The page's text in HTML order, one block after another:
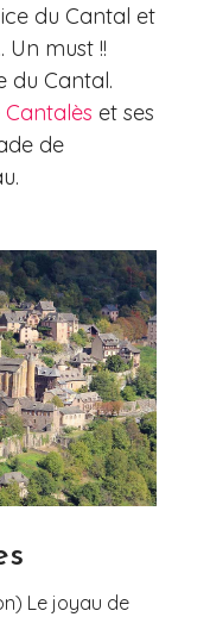
du Cantal et
Un must !!
du Cantal.
et ses
de
Le joyau de